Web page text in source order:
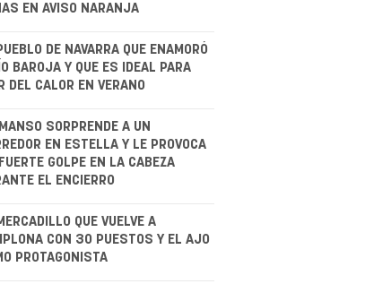
EN AVISO NARANJA
DE NAVARRA QUE ENAMORÓ
BAROJA Y QUE ES IDEAL PARA
DEL CALOR EN VERANO
SORPRENDE A UN
EN ESTELLA Y LE PROVOCA
GOLPE EN LA CABEZA
EL ENCIERRO
QUE VUELVE A
CON 30 PUESTOS Y EL AJO
PROTAGONISTA